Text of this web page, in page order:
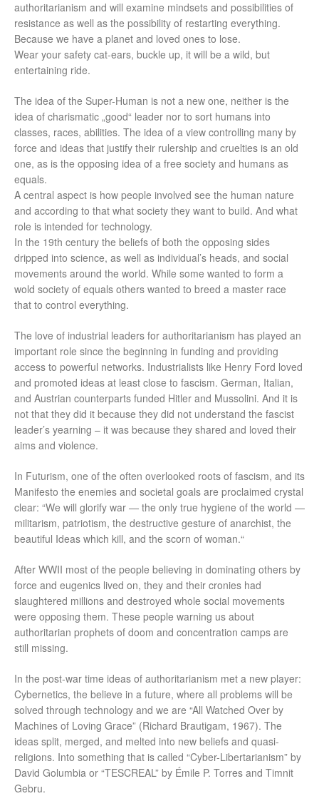
authoritarianism and will examine mindsets and possibilities of
resistance as well as the possibility of restarting everything.
Because we have a planet and loved ones to lose.
Wear your safety cat-ears, buckle up, it will be a wild, but
entertaining ride.
The idea of the Super-Human is not a new one, neither is the
idea of charismatic „good“ leader nor to sort humans into
classes, races, abilities. The idea of a view controlling many by
force and ideas that justify their rulership and cruelties is an old
one, as is the opposing idea of a free society and humans as
equals.
A central aspect is how people involved see the human nature
and according to that what society they want to build. And what
role is intended for technology.
In the 19th century the beliefs of both the opposing sides
dripped into science, as well as individual’s heads, and social
movements around the world. While some wanted to form a
wold society of equals others wanted to breed a master race
that to control everything.
The love of industrial leaders for authoritarianism has played an
important role since the beginning in funding and providing
access to powerful networks. Industrialists like Henry Ford loved
and promoted ideas at least close to fascism. German, Italian,
and Austrian counterparts funded Hitler and Mussolini. And it is
not that they did it because they did not understand the fascist
leader’s yearning – it was because they shared and loved their
aims and violence.
In Futurism, one of the often overlooked roots of fascism, and its
Manifesto the enemies and societal goals are proclaimed crystal
clear: “We will glorify war — the only true hygiene of the world —
militarism, patriotism, the destructive gesture of anarchist, the
beautiful Ideas which kill, and the scorn of woman.“
After WWII most of the people believing in dominating others by
force and eugenics lived on, they and their cronies had
slaughtered millions and destroyed whole social movements
were opposing them. These people warning us about
authoritarian prophets of doom and concentration camps are
still missing.
In the post-war time ideas of authoritarianism met a new player:
Cybernetics, the believe in a future, where all problems will be
solved through technology and we are “All Watched Over by
Machines of Loving Grace” (Richard Brautigam, 1967). The
ideas split, merged, and melted into new beliefs and quasi-
religions. Into something that is called “Cyber-Libertarianism” by
David Golumbia or “TESCREAL” by Émile P. Torres and Timnit
Gebru.